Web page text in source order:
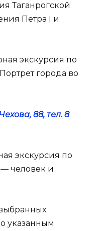
Таганрогской
Петра I и
экскурсия по
города во
88, тел. 8
экскурсия по
человек и
указанным